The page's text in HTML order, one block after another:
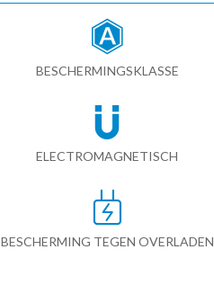
BESCHERMINGSKLASSE
ELECTROMAGNETISCH
BESCHERMING TEGEN OVERLADEN